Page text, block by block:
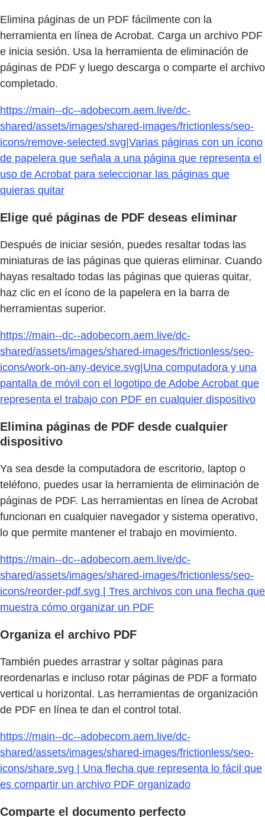
Elimina páginas de un PDF fácilmente con la
herramienta en línea de Acrobat. Carga un archivo PDF
e inicia sesión. Usa la herramienta de eliminación de
páginas de PDF y luego descarga o comparte el archivo
completado.
https://main--dc--adobecom.aem.live/dc-
shared/assets/images/shared-images/frictionless/seo-
icons/remove-selected.svg|Varias páginas con un ícono
de papelera que señala a una página que representa el
uso de Acrobat para seleccionar las páginas que
quieras quitar
Elige qué páginas de PDF deseas eliminar
Después de iniciar sesión, puedes resaltar todas las
miniaturas de las páginas que quieras eliminar. Cuando
hayas resaltado todas las páginas que quieras quitar,
haz clic en el ícono de la papelera en la barra de
herramientas superior.
https://main--dc--adobecom.aem.live/dc-
shared/assets/images/shared-images/frictionless/seo-
icons/work-on-any-device.svg|Una computadora y una
pantalla de móvil con el logotipo de Adobe Acrobat que
representa el trabajo con PDF en cualquier dispositivo
Elimina páginas de PDF desde cualquier
dispositivo
Ya sea desde la computadora de escritorio, laptop o
teléfono, puedes usar la herramienta de eliminación de
páginas de PDF. Las herramientas en línea de Acrobat
funcionan en cualquier navegador y sistema operativo,
lo que permite mantener el trabajo en movimiento.
https://main--dc--adobecom.aem.live/dc-
shared/assets/images/shared-images/frictionless/seo-
icons/reorder-pdf.svg | Tres archivos con una flecha que
muestra cómo organizar un PDF
Organiza el archivo PDF
También puedes arrastrar y soltar páginas para
reordenarlas e incluso rotar páginas de PDF a formato
vertical u horizontal. Las herramientas de organización
de PDF en línea te dan el control total.
https://main--dc--adobecom.aem.live/dc-
shared/assets/images/shared-images/frictionless/seo-
icons/share.svg | Una flecha que representa lo fácil que
es compartir un archivo PDF organizado
Comparte el documento perfecto